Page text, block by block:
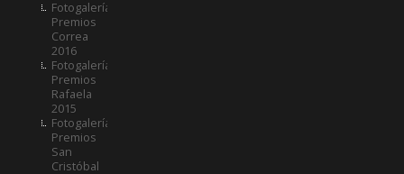
Fotogalería
Premios
Correa
2016
Fotogalería
Premios
Rafaela
2015
Fotogalería
Premios
San
Cristóbal